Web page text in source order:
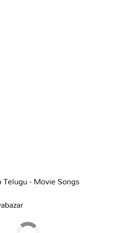
Telugu - Movie Songs